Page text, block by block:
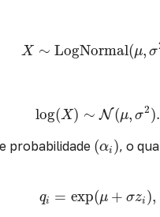
X ∼ LogNormal(μ, σ
X∼ LogNormal(μ
log(X) ∼ N(μ, σ2).
log(X N (μ 2).
probabilidade (αi )
( ), o
qi = exp(μ + σzi ),
( + ,